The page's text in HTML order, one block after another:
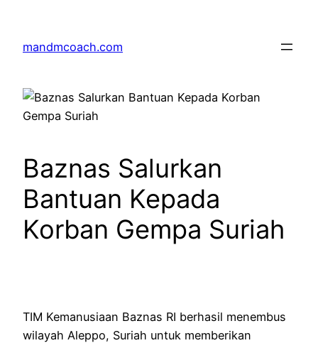
content
mandmcoach.com
Baznas Salurkan
Bantuan Kepada
Korban Gempa Suriah
TIM Kemanusiaan Baznas RI berhasil menembus
wilayah Aleppo, Suriah untuk memberikan